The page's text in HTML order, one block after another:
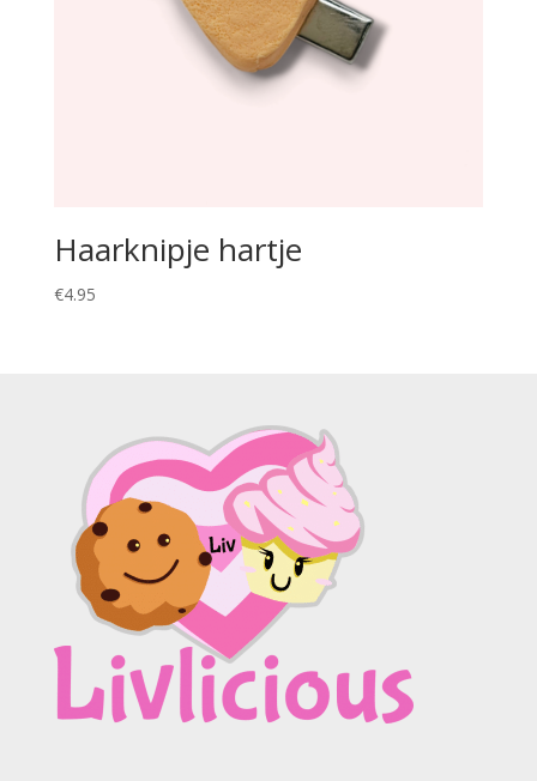
Haarknipje hartje
€4.95